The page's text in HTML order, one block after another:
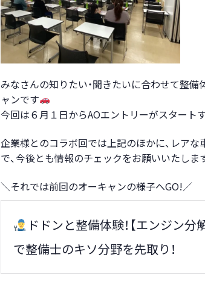
みなさんの知りたい・聞きたいに合わせて整
ャンです
今回は６月１日からAOエントリーがスタート
企業様とのコラボ回では上記のほかに、レア
で、今後とも情報のチェックをお願いいたしま
＼それでは前回のオーキャンの様子へGO!／
ドドンと整備体験！【エンジン分
で整備士のキソ分野を先取り！